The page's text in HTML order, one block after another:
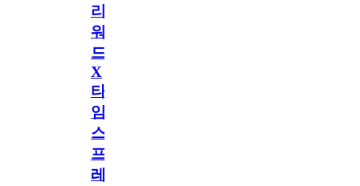
리
워
드
X
타
임
스
프
레